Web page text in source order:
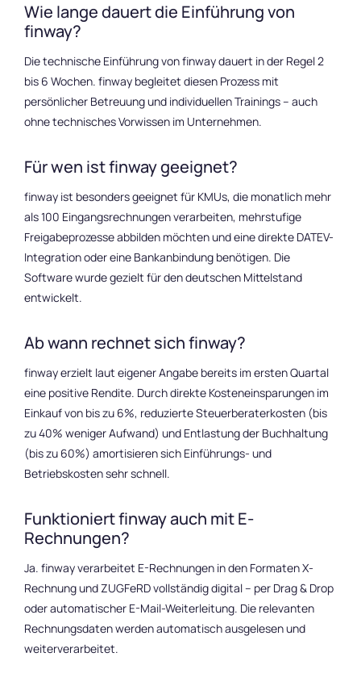
Wie lange dauert die Einführung von
finway?
Die technische Einführung von finway dauert in der Regel 2
bis 6 Wochen. finway begleitet diesen Prozess mit
persönlicher Betreuung und individuellen Trainings – auch
ohne technisches Vorwissen im Unternehmen.
Für wen ist finway geeignet?
finway ist besonders geeignet für KMUs, die monatlich mehr
als 100 Eingangsrechnungen verarbeiten, mehrstufige
Freigabeprozesse abbilden möchten und eine direkte DATEV-
Integration oder eine Bankanbindung benötigen. Die
Software wurde gezielt für den deutschen Mittelstand
entwickelt.
Ab wann rechnet sich finway?
finway erzielt laut eigener Angabe bereits im ersten Quartal
eine positive Rendite. Durch direkte Kosteneinsparungen im
Einkauf von bis zu 6%, reduzierte Steuerberaterkosten (bis
zu 40% weniger Aufwand) und Entlastung der Buchhaltung
(bis zu 60%) amortisieren sich Einführungs- und
Betriebskosten sehr schnell.
Funktioniert finway auch mit E-
Rechnungen?
Ja. finway verarbeitet E-Rechnungen in den Formaten X-
Rechnung und ZUGFeRD vollständig digital – per Drag & Drop
oder automatischer E-Mail-Weiterleitung. Die relevanten
Rechnungsdaten werden automatisch ausgelesen und
weiterverarbeitet.